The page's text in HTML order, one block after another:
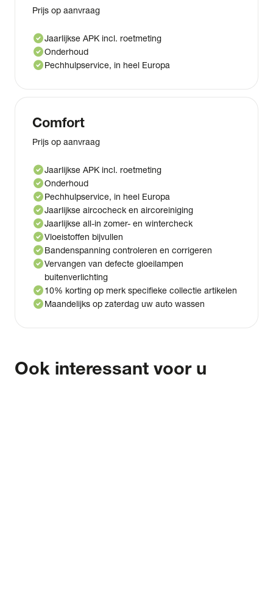
Prijs op aanvraag
check_circleJaarlijkse APK incl. roetmeting
check_circleOnderhoud
check_circlePechhulpservice, in heel Europa
Comfort
Prijs op aanvraag
check_circleJaarlijkse APK incl. roetmeting
check_circleOnderhoud
check_circlePechhulpservice, in heel Europa
check_circleJaarlijkse aircocheck en aircoreiniging
check_circleJaarlijkse all-in zomer- en wintercheck
check_circleVloeistoffen bijvullen
check_circleBandenspanning controleren en corrigeren
check_circleVervangen van defecte gloeilampen
buitenverlichting
check_circle10% korting op merk specifieke collectie artikelen
check_circleMaandelijks op zaterdag uw auto wassen
Ook interessant voor u